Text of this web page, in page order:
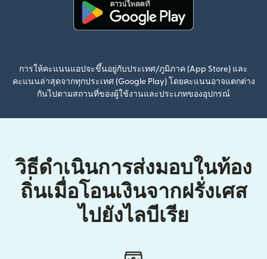
การให้คะแนนแอปจะขึ้นอยู่กับประเทศ/ภูมิภาค (App Store) และ
คะแนนล่าสุดจากทุกประเทศ (Google Play) โดยคะแนนอาจแตกต่าง
กันไปตามสถานที่ของผู้ใช้งานและประเภทของอุปกรณ์
วิธีดำเนินการส่งมอบในท้อง
ถิ่นเมื่อโอนเงินจากฝรั่งเศส
ไปยังไลบีเรีย